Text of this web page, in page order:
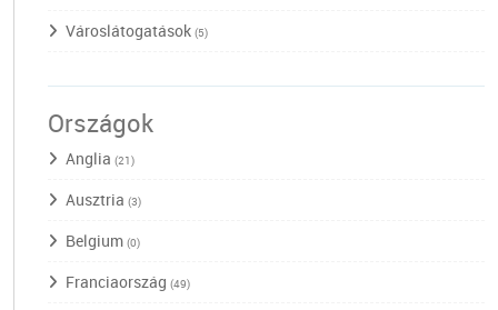
Városlátogatások (5)
Országok
Anglia (21)
Ausztria (3)
Belgium (0)
Franciaország (49)